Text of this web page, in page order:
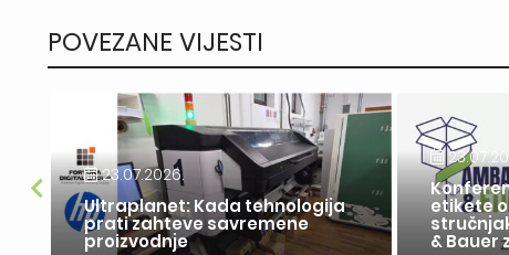
POVEZANE VIJESTI
23.07.2026.
Ultraplanet: Kada tehnologija
prati zahteve savremene
proizvodnje
etikete
& Bauer